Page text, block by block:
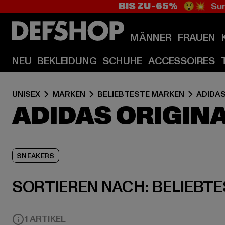
BIS ZU -65% 😲💥
MÄNNER FRAUEN
NEU BEKLEIDUNG SCHUHE ACCESSOIRES
UNISEX MARKEN BELIEBTESTE MARKEN
ADIDAS
SNEAKERS
SORTIEREN NACH:
1 ARTIKEL